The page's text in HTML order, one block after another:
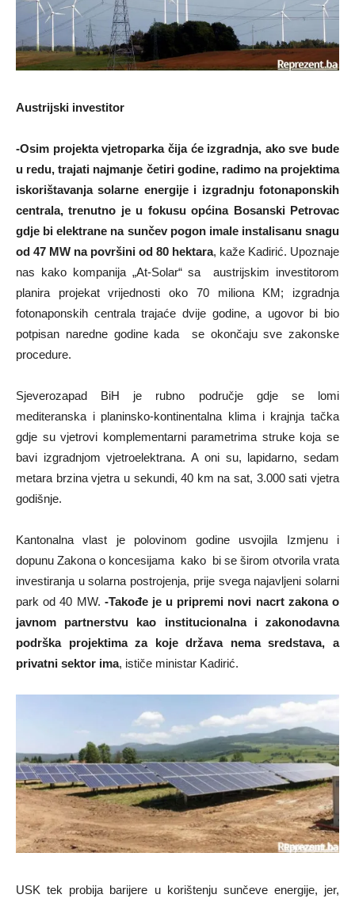
Austrijski investitor
-Osim projekta vjetroparka čija će izgradnja, ako sve bude
u redu, trajati najmanje četiri godine, radimo na projektima
iskorištavanja solarne energije i izgradnju fotonaponskih
centrala, trenutno je u fokusu općina Bosanski Petrovac
gdje bi elektrane na sunčev pogon imale instalisanu snagu
od 47 MW na površini od 80 hektara, kaže Kadirić. Upoznaje
nas kako kompanija „At-Solar“ sa austrijskim investitorom
planira projekat vrijednosti oko 70 miliona KM; izgradnja
fotonaponskih centrala trajaće dvije godine, a ugovor bi bio
potpisan naredne godine kada se okončaju sve zakonske
procedure.
Sjeverozapad BiH je rubno područje gdje se lomi
mediteranska i planinsko-kontinentalna klima i krajnja tačka
gdje su vjetrovi komplementarni parametrima struke koja se
bavi izgradnjom vjetroelektrana. A oni su, lapidarno, sedam
metara brzina vjetra u sekundi, 40 km na sat, 3.000 sati vjetra
godišnje.
Kantonalna vlast je polovinom godine usvojila Izmjenu i
dopunu Zakona o koncesijama kako bi se širom otvorila vrata
investiranja u solarna postrojenja, prije svega najavljeni solarni
park od 40 MW. -Takođe je u pripremi novi nacrt zakona o
javnom partnerstvu kao institucionalna i zakonodavna
podrška projektima za koje država nema sredstava, a
privatni sektor ima, ističe ministar Kadirić.
USK tek probija barijere u korištenju sunčeve energije, jer,